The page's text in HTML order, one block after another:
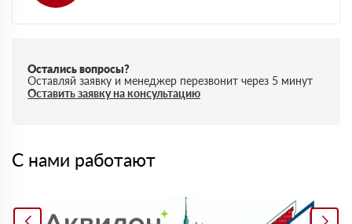
Остались вопросы?
Оставляй заявку и менеджер перезвонит через 5 минут
Оставить заявку на консультацию
С нами работают